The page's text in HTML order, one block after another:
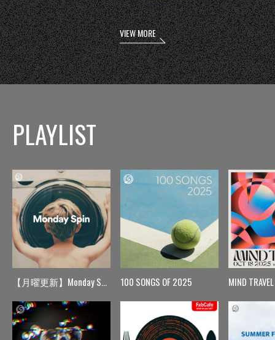
VIEW MORE
PLAYLIST
【月曜更新】Monday Spin 100 SONGS OF 2025 MIND TRAVEL